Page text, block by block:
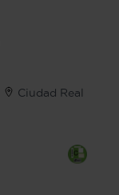
Ciudad Real